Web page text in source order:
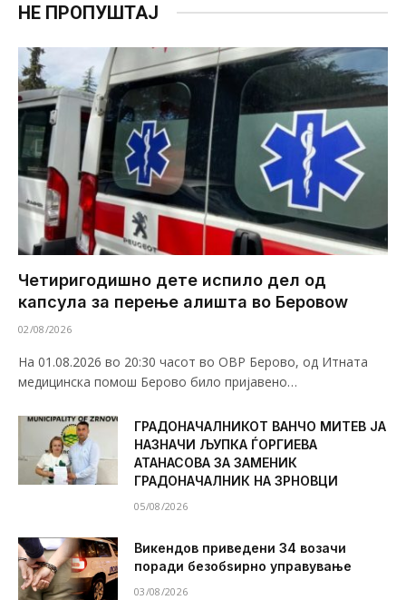
НЕ ПРОПУШТАЈ
Четиригодишно дете испило дел од
капсула за перење алишта во Беровоw
02/08/2026
На 01.08.2026 во 20:30 часот во ОВР Берово, од Итната
медицинска помош Берово било пријавено…
ГРАДОНАЧАЛНИКОТ ВАНЧО МИТЕВ ЈА
НАЗНАЧИ ЉУПКА ЃОРГИЕВА
АТАНАСОВА ЗА ЗАМЕНИК
ГРАДОНАЧАЛНИК НА ЗРНОВЦИ
05/08/2026
Викендов приведени 34 возачи
поради безобѕирно управување
03/08/2026